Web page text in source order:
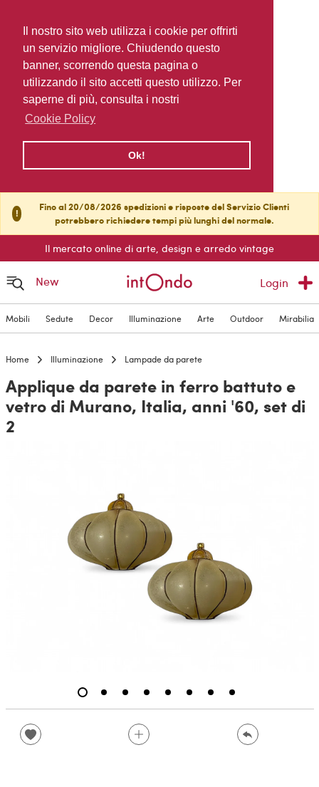
Il nostro sito web utilizza i cookie per offrirti
un servizio migliore. Chiudendo questo
banner, scorrendo questa pagina o
utilizzando il sito accetti questo utilizzo. Per
saperne di più, consulta i nostri
Cookie Policy
Ok!
!
Fino al 20/08/2026 spedizioni e risposte del Servizio Clienti
potrebbero richiedere tempi più lunghi del normale.
Il mercato online di arte, design e arredo vintage
New Login
Mobili Sedute Decor Illuminazione Arte Outdoor Mirabilia
Home Illuminazione Lampade da parete
Applique da parete in ferro battuto e
vetro di Murano, Italia, anni '60, set di
2